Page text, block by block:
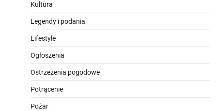
Kultura
Legendy i podania
Lifestyle
Ogłoszenia
Ostrzeżenia pogodowe
Potrącenie
Pożar